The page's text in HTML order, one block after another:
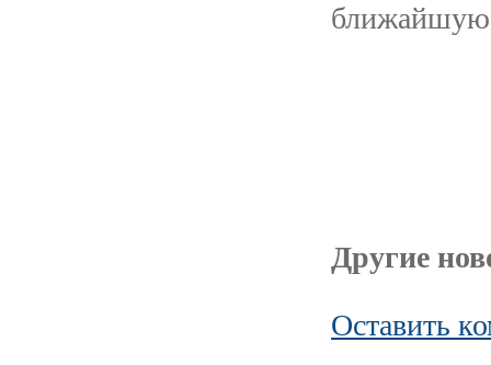
ближайшую
Другие
Оставить